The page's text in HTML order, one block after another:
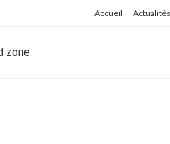
Accueil Actualités